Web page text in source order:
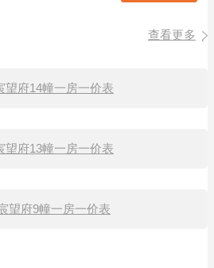
查看更多
望府14幢一房一价表
望府13幢一房一价表
望府9幢一房一价表